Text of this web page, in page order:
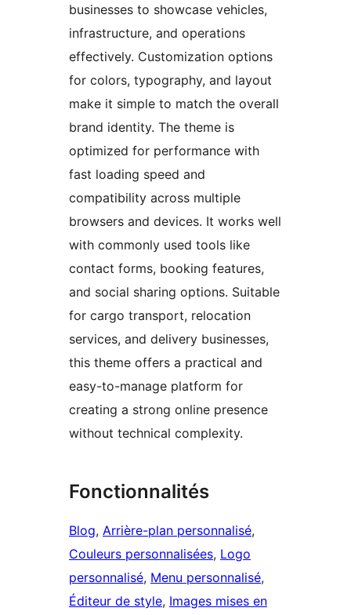
businesses to showcase vehicles,
infrastructure, and operations
effectively. Customization options
for colors, typography, and layout
make it simple to match the overall
brand identity. The theme is
optimized for performance with
fast loading speed and
compatibility across multiple
browsers and devices. It works well
with commonly used tools like
contact forms, booking features,
and social sharing options. Suitable
for cargo transport, relocation
services, and delivery businesses,
this theme offers a practical and
easy-to-manage platform for
creating a strong online presence
without technical complexity.
Fonctionnalités
Blog, Arrière-plan personnalisé
Couleurs personnalisées, Logo
personnalisé, Menu personnalisé
Éditeur de style, Images mises en